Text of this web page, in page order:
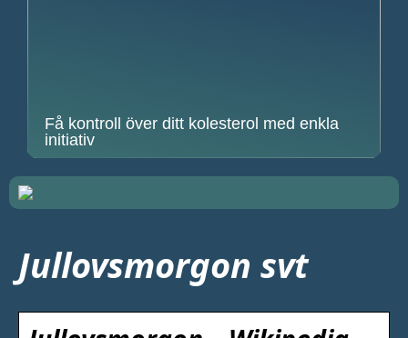
Få kontroll över ditt kolesterol med enkla
initiativ
Jullovsmorgon svt